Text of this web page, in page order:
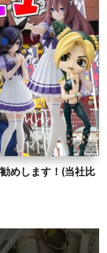
めします！(当社比